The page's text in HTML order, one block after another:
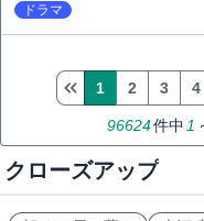
ドラマ
96624件中 1
1 2 3 4
クローズアップ